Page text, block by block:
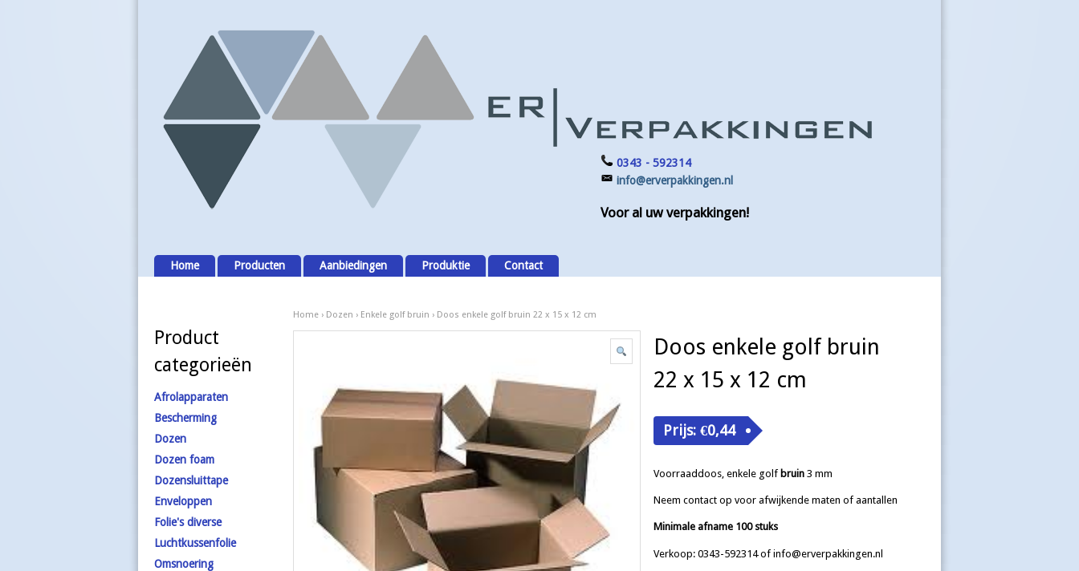
0343 - 592314
info@erverpakkingen.nl
Voor al uw verpakkingen!
Home Producten Aanbiedingen Produktie Contact
Home› Dozen › Enkele golf bruin › Doos enkele golf bruin 22 x 15 x 12 cm
Doos enkele golf bruin
22 x 15 x 12 cm
Prijs:€0,44
Voorraaddoos, enkele golf bruin3 mm
Neem contact op voor afwijkende maten of aantallen
Minimale afname 100 stuks
Verkoop: 0343-592314 of info@erverpakkingen.nl
Product
categorieën
Afrolapparaten
Bescherming
Dozen
Dozen foam
Dozensluittape
Enveloppen
Folie's diverse
Luchtkussenfolie
Omsnoering